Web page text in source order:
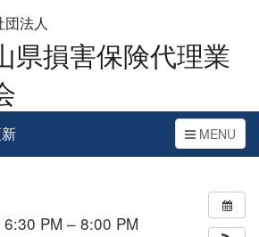
団法人
県損害保険代理業
Toggle
navigation
MENU
PM – 8:00 PM